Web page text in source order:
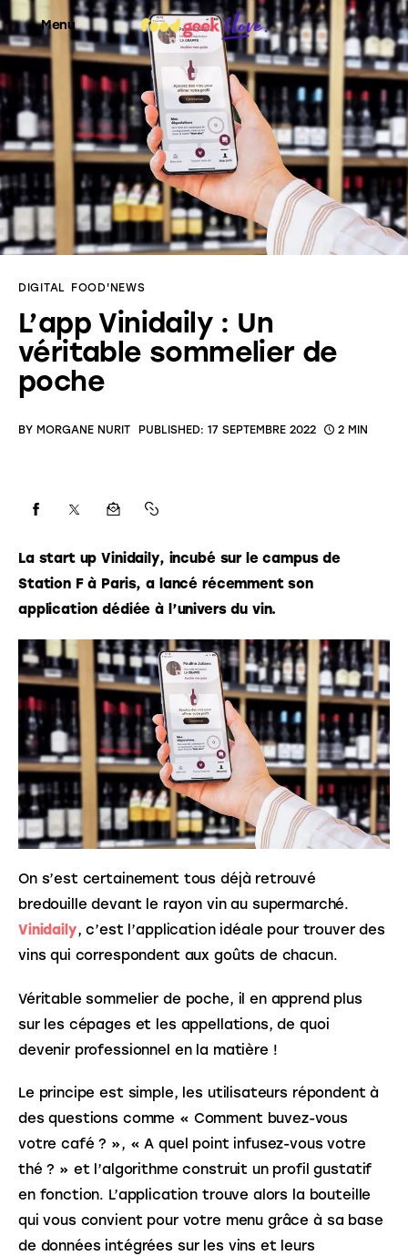
Menu
Food’News
Food’Com
Food’Art
Food’Life
DIGITAL FOOD'NEWS
L’app Vinidaily : Un
véritable sommelier de
poche
BY MORGANE NURIT PUBLISHED: 17 SEPTEMBRE 2022 2 MIN
La start up Vinidaily, incubé sur le campus de
Station F à Paris, a lancé récemment son
application dédiée à l’univers du vin.
On s’est certainement tous déjà retrouvé
bredouille devant le rayon vin au supermarché.
Vinidaily, c’est l’application idéale pour trouver des
vins qui correspondent aux goûts de chacun.
Véritable sommelier de poche, il en apprend plus
sur les cépages et les appellations, de quoi
devenir professionnel en la matière !
Le principe est simple, les utilisateurs répondent à
des questions comme « Comment buvez-vous
votre café ? », « A quel point infusez-vous votre
thé ? » et l’algorithme construit un profil gustatif
en fonction. L’application trouve alors la bouteille
qui vous convient pour votre menu grâce à sa base
de données intégrées sur les vins et leurs